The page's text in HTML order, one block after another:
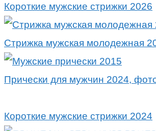
Короткие мужские стрижки 2026
Стрижка мужская молодежная
Прически для мужчин 2024,
Короткие мужские стрижки 2024